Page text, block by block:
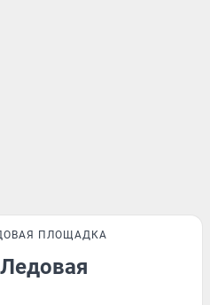
ПЛОЩАДКА